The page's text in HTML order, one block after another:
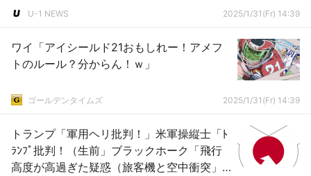
U-1 NEWS 2025/1/31(Fr) 14:39
ワイ「アイシールド21おもしれー！アメフ
トのルール？分からん！ｗ」
ゴールデンタイムズ 2025/1/31(Fr) 14:39
トランプ「軍用ヘリ批判！」米軍操縦士「ﾄ
ﾗﾝﾌﾟ批判！（生前」ブラックホーク「飛行
高度が高過ぎた疑惑（旅客機と空中衝突」